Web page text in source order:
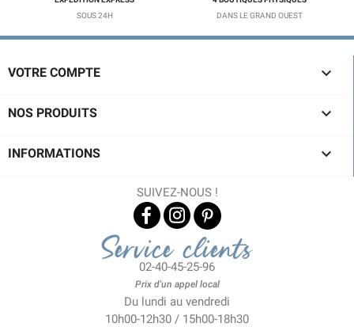
SOUS 24H
DANS LE GRAND OUEST
VOTRE COMPTE 
NOS PRODUITS 
INFORMATIONS 
SUIVEZ-NOUS !
Service clients
02-40-45-25-96
Prix d'un appel local
Du lundi au vendredi
10h00-12h30 / 15h00-18h30